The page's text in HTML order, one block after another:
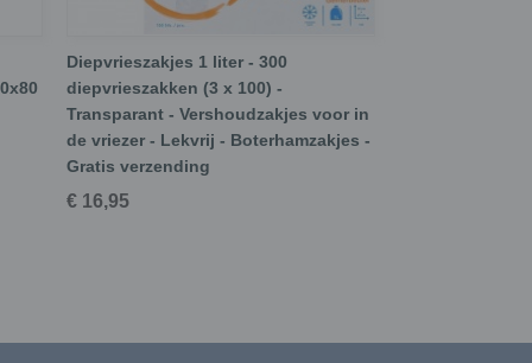
Diepvrieszakjes 1 liter - 300
diepvrieszakken (3 x 100) -
Transparant - Vershoudzakjes voor in
de vriezer - Lekvrij - Boterhamzakjes -
Gratis verzending
€ 16,95